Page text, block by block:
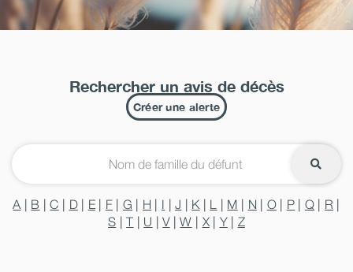
Rechercher un avis de décès
Créer une alerte
A | B |C | D| E| F | G | H | I |J | K | L | M | N| O| P| Q | R |
S |T | U |V|W | X| Y| Z